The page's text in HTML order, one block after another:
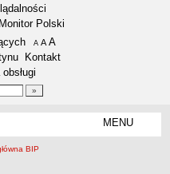
Monitor Polski
A pomniejsz czcionkę
A standardowy rozmiar czcionki
A
Kontakt
MENU